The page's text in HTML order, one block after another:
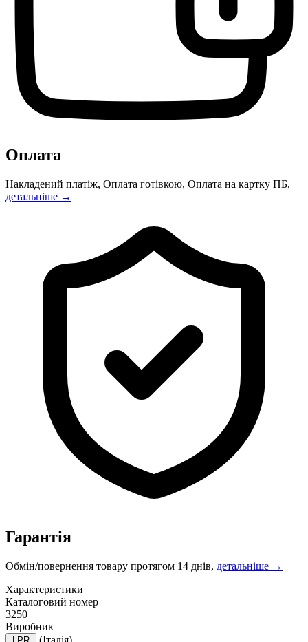
Оплата
Накладений платіж, Оплата готівкою, Оплата на картку ПБ,
детальніше →
Гарантія
Обмін/повернення товару протягом 14 днів, детальніше →
Характеристики
Каталоговий номер
3250
Виробник
(Італія)